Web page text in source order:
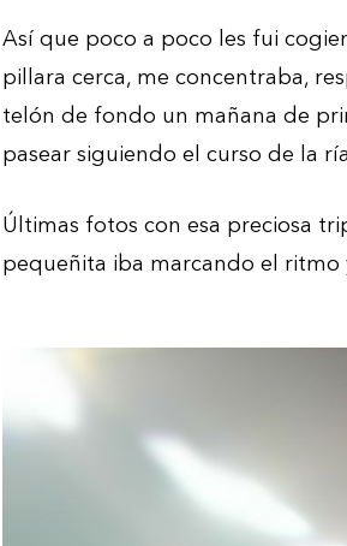
Así que poco a poco les fui
pillara cerca, me concentraba,
telón de fondo un mañana de
pasear siguiendo el curso de la
Últimas fotos con esa preciosa
pequeñita iba marcando el ritmo